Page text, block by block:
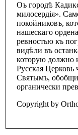
Оъ городѣ
милосердiя».
покойниковъ,
нашескаго
ревностью къ
видѣли въ
которую должно
Русская
Святымъ,
органически
Copyright by